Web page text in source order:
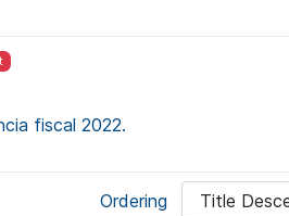
fiscal 2022.
Ordering